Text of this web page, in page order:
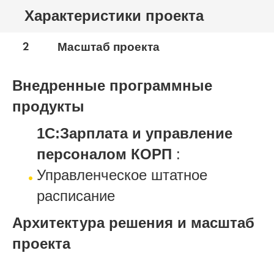
Характеристики проекта
2 Масштаб проекта
Внедренные программные
продукты
1С:Зарплата и управление
персоналом КОРП :
Управленческое штатное
расписание
Архитектура решения и масштаб
проекта